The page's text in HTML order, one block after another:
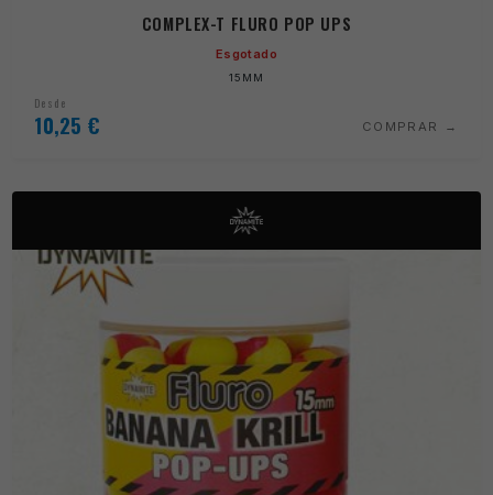
COMPLEX-T FLURO POP UPS
Esgotado
15MM
Desde
10,25 € COMPRAR